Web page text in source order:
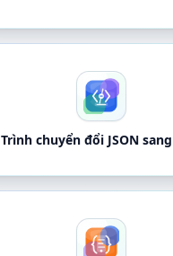
Trình chuyển đổi JSON